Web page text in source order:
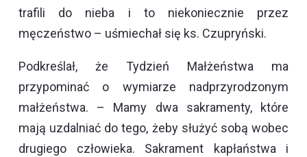
trafili do nieba i to niekoniecznie przez
męczeństwo – uśmiechał się ks. Czupryński.
Podkreślał, że Tydzień Małżeństwa ma
przypominać o wymiarze nadprzyrodzonym
małżeństwa. – Mamy dwa sakramenty, które
mają uzdalniać do tego, żeby służyć sobą wobec
drugiego człowieka. Sakrament kapłaństwa i